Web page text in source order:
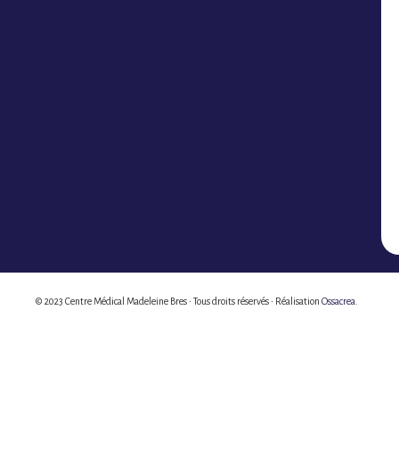
© 2023 Centre Médical Madeleine Bres • Tous droits réservés • Réalisation Ossacrea